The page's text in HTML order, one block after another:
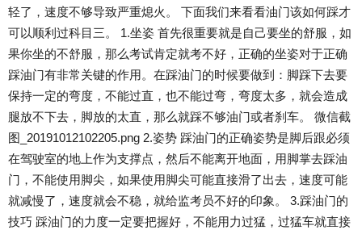
轻了，速度不够导致严重熄火。 下面我们来看看油门该如何踩才
可以顺利过科目三。 1.坐姿 首先很重要就是自己要坐的舒服，如
果你坐的不舒服，那么考试肯定就考不好，正确的坐姿对于正确
踩油门有非常关键的作用。在踩油门的时候要做到：脚踩下去要
保持一定的弯度，不能过直，也不能过弯，弯度太多，就会造成
腿放不下去，脚放的太直，那么就踩不够油门或者刹车。 微信截
图_20191012102205.png 2.姿势 踩油门的正确姿势是脚后跟必须
在驾驶室的地上作为支撑点，然后不能离开地面，用脚掌去踩油
门，不能使用脚尖，如果使用脚尖可能直接滑了出去，速度可能
就减慢了，速度就会不稳，就给监考员不好的印象。 3.踩油门的
技巧 踩油门的力度一定要把握好，不能用力过猛，过猛车就直接